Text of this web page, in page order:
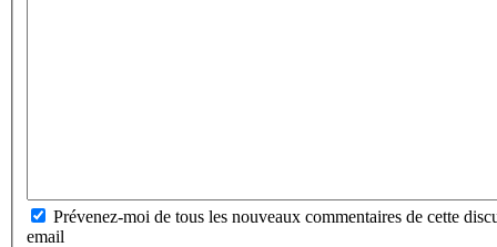
Prévenez-moi de tous les nouveaux commentaires de cette
email